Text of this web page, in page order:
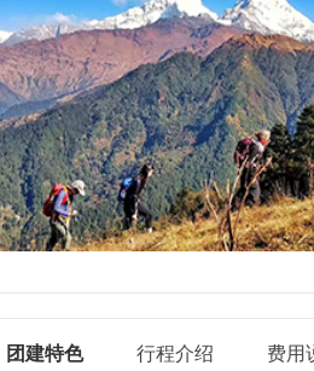
团建特色 行程介绍 费用